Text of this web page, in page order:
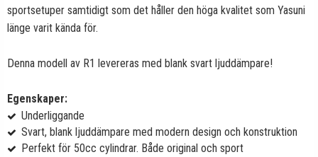
sportsetuper samtidigt som det håller den höga kvalitet som Yasuni
länge varit kända för.
Denna modell av R1 levereras med blank svart ljuddämpare!
Egenskaper:
Underliggande
Svart, blank ljuddämpare med modern design och konstruktion
Perfekt för 50cc cylindrar. Både original och sport